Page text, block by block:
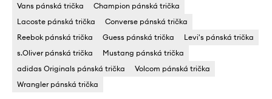
Vans pánská trička
Champion pánská trička
Lacoste pánská trička
Converse pánská trička
Reebok pánská trička
Guess pánská trička
Levi's pánská trička
s.Oliver pánská trička
Mustang pánská trička
adidas Originals pánská trička
Volcom pánská trička
Wrangler pánská trička